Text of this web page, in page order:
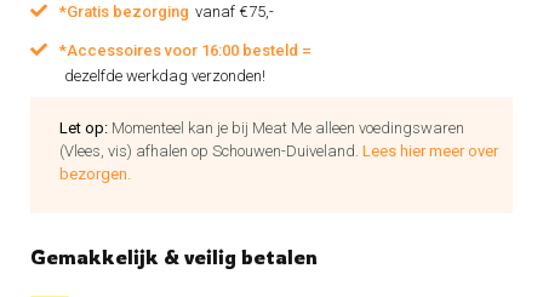
*Gratis bezorging vanaf €75,-
*Accessoires voor 16:00 besteld =
dezelfde werkdag verzonden!
Let op: Momenteel kan je bij Meat Me alleen voedingswaren
(Vlees, vis) afhalen op Schouwen-Duiveland. Lees hier meer over
bezorgen.
Gemakkelijk & veilig betalen